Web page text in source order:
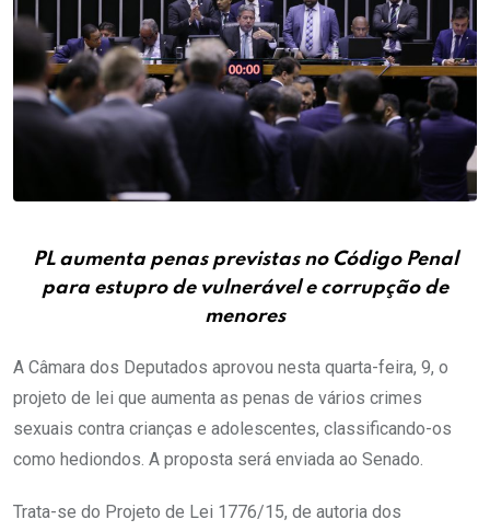
PL aumenta penas previstas no Código Penal
para estupro de vulnerável e corrupção de
menores
A Câmara dos Deputados aprovou nesta quarta-feira, 9, o
projeto de lei que aumenta as penas de vários crimes
sexuais contra crianças e adolescentes, classificando-os
como hediondos. A proposta será enviada ao Senado.
Trata-se do Projeto de Lei 1776/15, de autoria dos